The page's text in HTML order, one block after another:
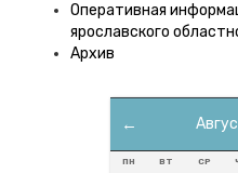
Оперативная
ярославского
Архив
←
ПН ВТ СР